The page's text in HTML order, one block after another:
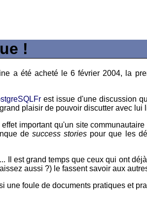
!
a été acheté le 6 février 2004, la
est issue d'une discussion
plaisir de pouvoir discutter avec lui
important qu'un site
de success stories pour que les
Il est grand temps que ceux qui ont
aussi ?) le fassent savoir aux
une foule de documents pratiques et